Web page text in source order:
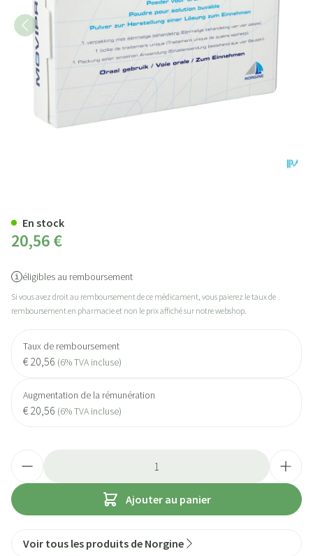
20,56 €
éligibles au remboursement
Si vous avez droit au remboursement de ce médicament, vous paierez le taux de
remboursement en pharmacie et non le prix affiché sur notre webshop.
Taux de remboursement
€ 20,56 (6% TVA incluse)
Augmentation de la rémunération
€ 20,56 (6% TVA incluse)
Ajouter au panier
En stock
Voir tous les produits de Norgine